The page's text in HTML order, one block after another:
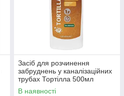
Засіб для розчинення
забруднень у каналізаційних
трубах Тортілла 500мл
(4820178060929)
В наявності